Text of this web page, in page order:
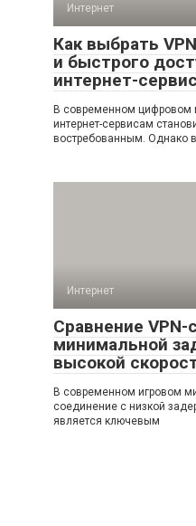
Интернет
Как выбрать
и быстрого
интернет-
В современном цифровом
интернет-сервисам
востребованным. Однако
Интернет
Сравнение VPN-
минимальной
высокой
В современном игровом
соединение с низкой
является ключевым